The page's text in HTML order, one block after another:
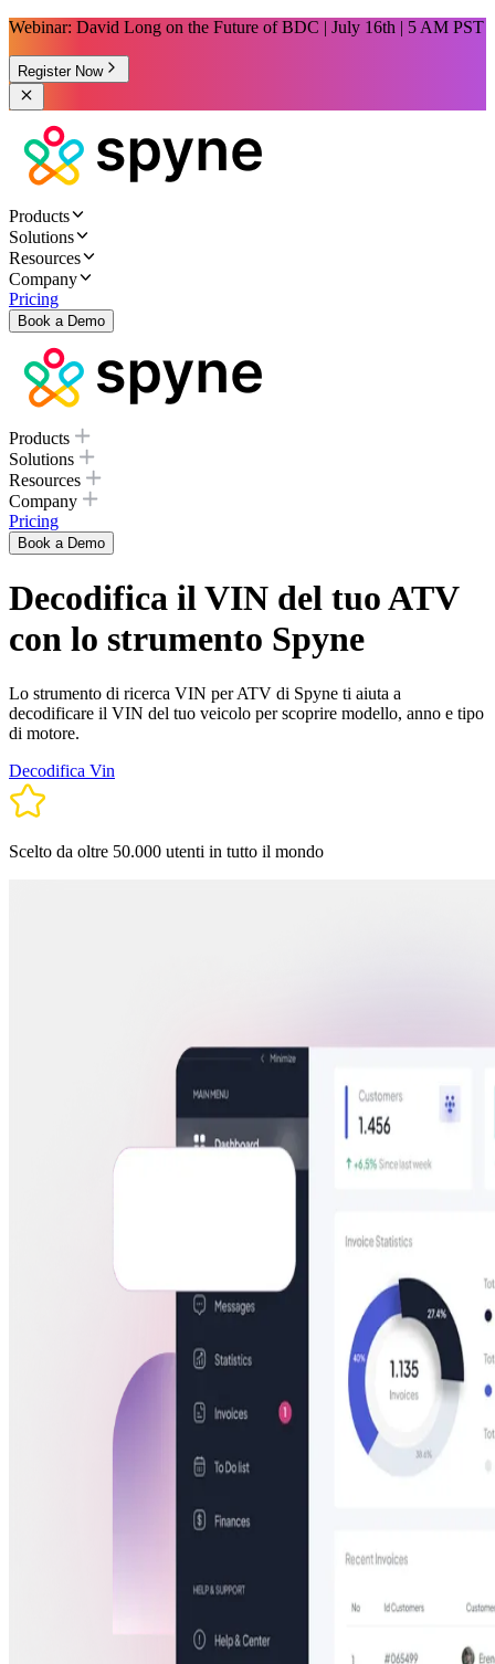
Webinar: David Long on the Future of BDC | July 16th | 5 AM PST
Register Now
Products
Solutions
Resources
Company
Pricing
Book a Demo
Products
Solutions
Resources
Company
Pricing
Book a Demo
Decodifica il VIN del tuo ATV
con lo strumento Spyne
Lo strumento di ricerca VIN per ATV di Spyne ti aiuta a
decodificare il VIN del tuo veicolo per scoprire modello, anno e tipo
di motore.
Decodifica Vin
Scelto da oltre 50.000 utenti in tutto il mondo